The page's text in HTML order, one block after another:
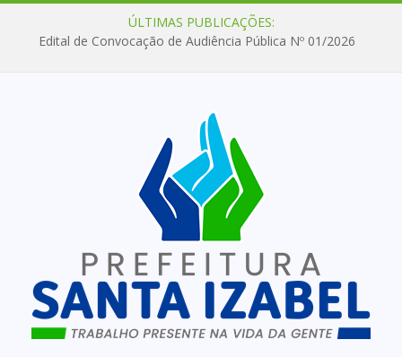
ÚLTIMAS PUBLICAÇÕES:
Edital de Convocação de Audiência Pública Nº 01/2026